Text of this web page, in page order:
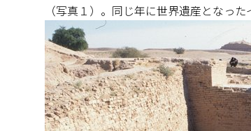
（写真１）。同じ年に世界遺産となっ